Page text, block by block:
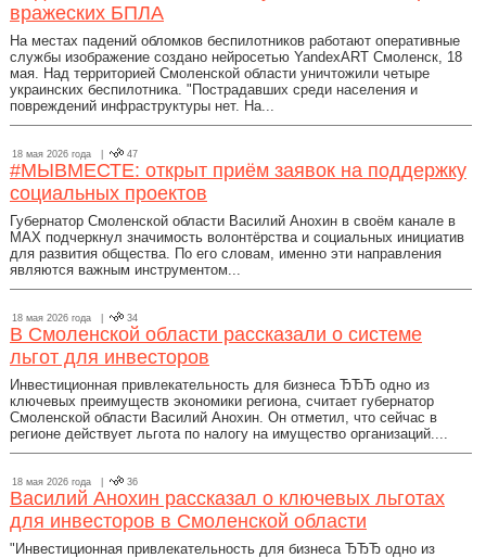
вражеских БПЛА
На местах падений обломков беспилотников работают оперативные
службы изображение создано нейросетью YandexART Смоленск, 18
мая. Над территорией Смоленской области уничтожили четыре
украинских беспилотника. "Пострадавших среди населения и
повреждений инфраструктуры нет. На...
18 мая 2026 года | 47
#МЫВМЕСТЕ: открыт приём заявок на поддержку
социальных проектов
Губернатор Смоленской области Василий Анохин в своём канале в
МАХ подчеркнул значимость волонтёрства и социальных инициатив
для развития общества. По его словам, именно эти направления
являются важным инструментом...
18 мая 2026 года | 34
В Смоленской области рассказали о системе
льгот для инвесторов
Инвестиционная привлекательность для бизнеса ЂЂЂ одно из
ключевых преимуществ экономики региона, считает губернатор
Смоленской области Василий Анохин. Он отметил, что сейчас в
регионе действует льгота по налогу на имущество организаций....
18 мая 2026 года | 36
Василий Анохин рассказал о ключевых льготах
для инвесторов в Смоленской области
"Инвестиционная привлекательность для бизнеса ЂЂЂ одно из